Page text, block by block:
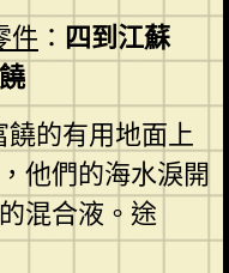
件 ： 四到江蘇
的有用地面上
他們的海水淚開
混合液。途